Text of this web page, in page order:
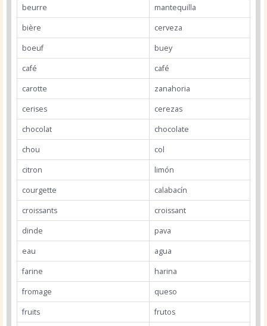
beurre
mantequilla
bière
cerveza
boeuf
buey
café
café
carotte
zanahoria
cerises
cerezas
chocolat
chocolate
chou
col
citron
limón
courgette
calabacín
croissants
croissant
dinde
pava
eau
agua
farine
harina
fromage
queso
fruits
frutos